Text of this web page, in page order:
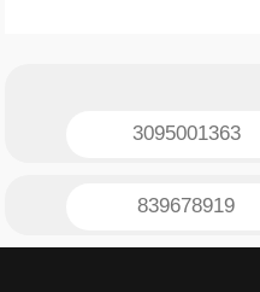
3095001363
839678919